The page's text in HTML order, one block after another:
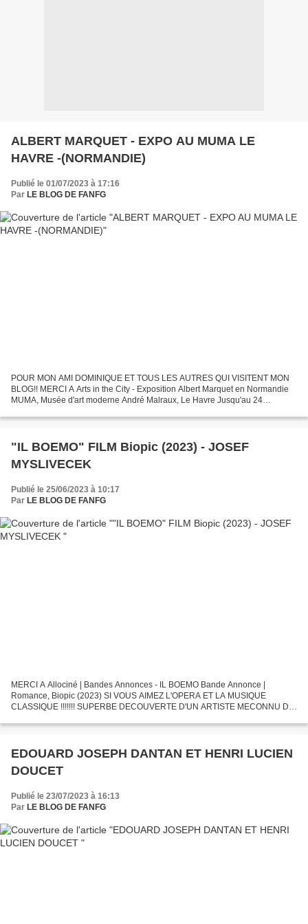
ALBERT MARQUET - EXPO AU MUMA LE
HAVRE -(NORMANDIE)
Publié le 01/07/2023 à 17:16
Par LE BLOG DE FANFG
POUR MON AMI DOMINIQUE ET TOUS LES AUTRES QUI VISITENT MON
BLOG!! MERCI A Arts in the City - Exposition Albert Marquet en Normandie
MUMA, Musée d'art moderne André Malraux, Le Havre Jusqu'au 24
"IL BOEMO" FILM Biopic (2023) - JOSEF
MYSLIVECEK
Publié le 25/06/2023 à 10:17
Par LE BLOG DE FANFG
MERCI A Allociné | Bandes Annonces - IL BOEMO Bande Annonce |
Romance, Biopic (2023) SI VOUS AIMEZ L'OPERA ET LA MUSIQUE
CLASSIQUE !!!!!!! SUPERBE DECOUVERTE D'UN ARTISTE MECONNU DU
compositeur...
EDOUARD JOSEPH DANTAN ET HENRI LUCIEN
DOUCET
Publié le 23/07/2023 à 16:13
Par LE BLOG DE FANFG